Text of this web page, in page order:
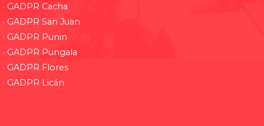
· GADPR Cacha
· GADPR San Juan
· GADPR Punin
· GADPR Pungala
· GADPR Flores
· GADPR Licán